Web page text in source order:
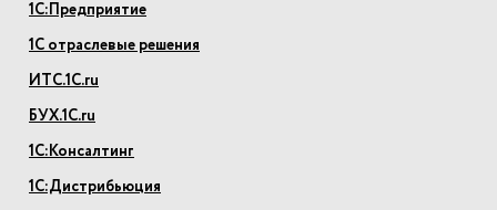
1С:Предприятие
1С отраслевые решения
ИТС.1С.ru
БУХ.1С.ru
1С:Консалтинг
1С:Дистрибьюция